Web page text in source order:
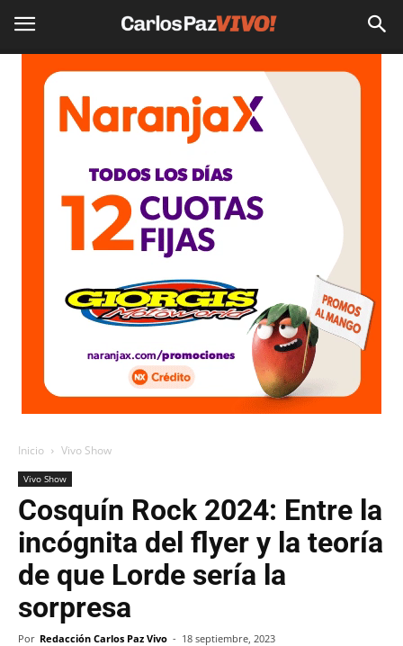
Inicio Vivo Show
Vivo Show
Cosquín Rock 2024: Entre la
incógnita del flyer y la teoría
de que Lorde sería la
sorpresa
Por Redacción Carlos Paz Vivo - 18 septiembre, 2023